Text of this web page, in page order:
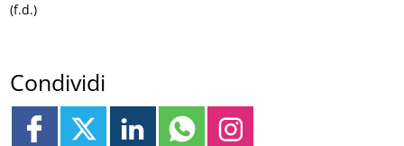
(f.d.)
Condividi